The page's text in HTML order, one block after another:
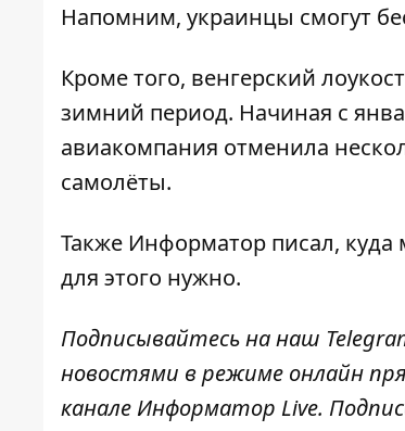
Напомним, украинцы смогут
Кроме того, венгерский
зимний период. Начиная с
авиакомпания отменила
самолёты.
Также Информатор писал, куда
для этого нужно.
Подписывайтесь на наш
новостями в режиме онлайн
канале Информатор Live.